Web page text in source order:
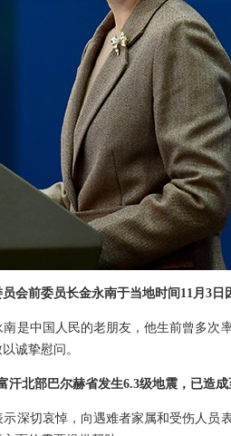
会前委员长金永南于当地时间11月3日
是中国人民的老朋友，他生前曾多次
诚挚慰问。
北部巴尔赫省发生6.3级地震，已造
深切哀悼，向遇难者家属和受伤人员